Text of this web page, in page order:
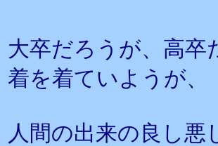
大卒だろうが、高卒
着を着ていようが、
人間の出来の良し悪